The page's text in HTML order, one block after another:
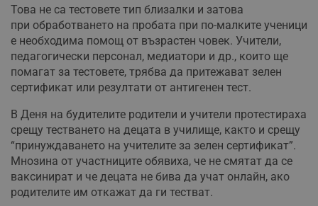
Това не са тестовете тип близалки и затова
при обработването на пробата при по-малките ученици
е необходима помощ от възрастен човек. Учители,
педагогически персонал, медиатори и др., които ще
помагат за тестовете, трябва да притежават зелен
сертификат или резултати от антигенен тест.
В Деня на будителите родители и учители протестираха
срещу тестването на децата в училище, както и срещу
“принуждаването на учителите за зелен сертификат”.
Мнозина от участниците обявиха, че не смятат да се
ваксинират и че децата не бива да учат онлайн, ако
родителите им откажат да ги тестват.
Строго необходимо
Ефективност
Таргетиране
Функционалност
Некласифицирани
Строго необходимите бисквитки позволяват основната
функционалност на уебсайта, като потребителско
влизане и управление на акаунта. Уебсайтът не може да
се използва правилно без строго необходими